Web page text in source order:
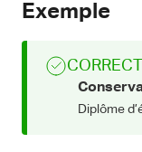
Exemple
CORRECT
Diplôme